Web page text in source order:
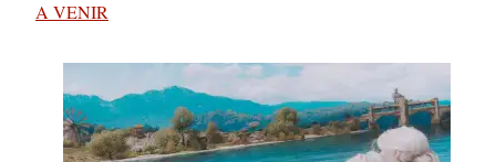
Par rapport à
A VENIR